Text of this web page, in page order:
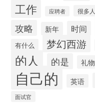
工作 应聘者 很多人
攻略 新年 时间
有什么 梦幻西游
的人 的是 礼物
自己的 英语
面试官